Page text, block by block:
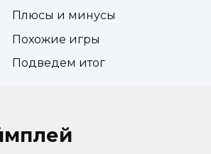
Плюсы и минусы
Похожие игры
Подведем итог